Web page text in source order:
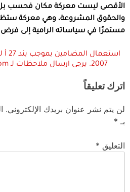
الأقصى ليست معركة مكان فحسب بل
والحقوق المشروعة، وهي معركة
مستمرًا في سياساته الرامية إلى فرض
2007. يرجى ارسال ملاحظات لـ akkanet.net@gmail.com
اترك تعليقاً
لن يتم نشر عنوان بريدك الإلكتروني.
بـ *
التعليق *